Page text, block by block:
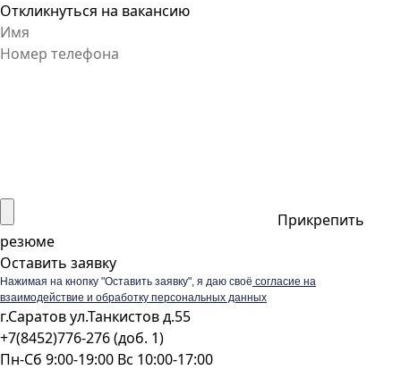
Откликнуться на вакансию
Прикрепить
резюме
Оставить заявку
Нажимая на кнопку "Оставить заявку", я даю своё согласие на
взаимодействие и обработку персональных данных
г.Саратов ул.Танкистов д.55
+7(8452)776-276 (доб. 1)
Пн-Сб 9:00-19:00 Вс 10:00-17:00